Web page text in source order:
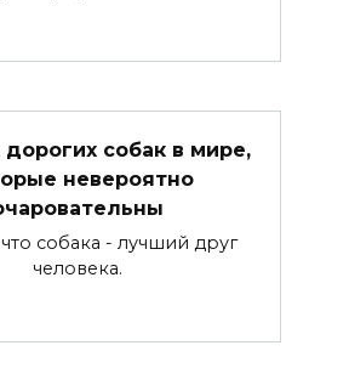
дорогих собак в мире,
невероятно
что собака - лучший друг
человека.